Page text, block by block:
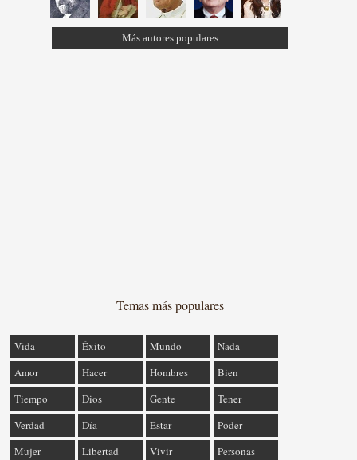
Más autores populares
Temas más populares
Vida Éxito Mundo
Nada
Amor
Hacer Hombres
Bien
Tiempo
Dios Gente
Tener
Verdad
Día Estar
Poder
Mujer
Libertad Vivir Personas